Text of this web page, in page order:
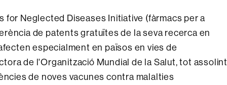
for Neglected Diseases Initiative (fàrmacs per a
de patents gratuïtes de la seva recerca en
especialment en països en vies de
de l'Organització Mundial de la Salut, tot assolint
de noves vacunes contra malalties